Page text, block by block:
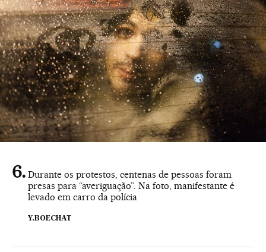
Durante os protestos, centenas de pessoas foram
presas para “averiguação”. Na foto, manifestante é
levado em carro da polícia
Y.BOECHAT